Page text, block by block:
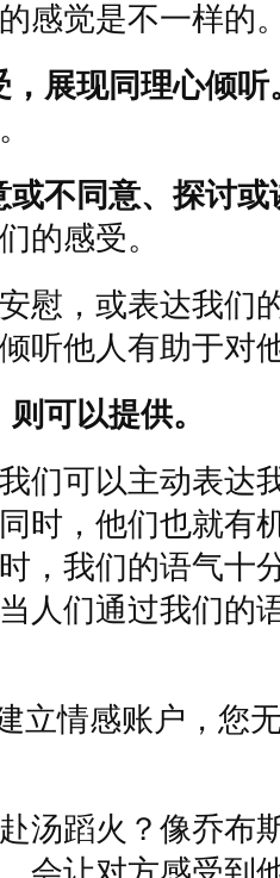
感觉是不一样的。
展现同理心倾听
不同意、探讨或
的感受。
慰，或表达我们
听他人有助于对
可以提供。
们可以主动表达
时，他们也就有
，我们的语气十
人们通过我们的
立情感账户，您
汤蹈火？像乔布